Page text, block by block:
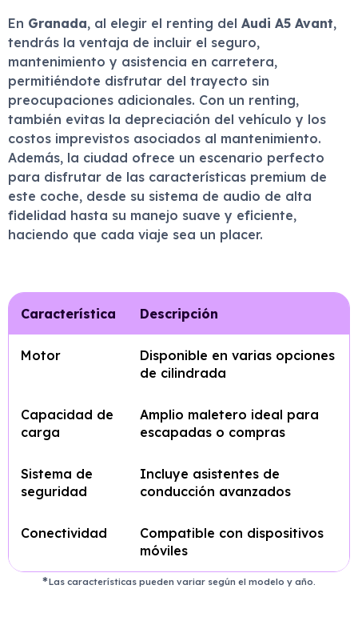
En Granada, al elegir el renting del Audi A5 Avant,
tendrás la ventaja de incluir el seguro,
mantenimiento y asistencia en carretera,
permitiéndote disfrutar del trayecto sin
preocupaciones adicionales. Con un renting,
también evitas la depreciación del vehículo y los
costos imprevistos asociados al mantenimiento.
Además, la ciudad ofrece un escenario perfecto
para disfrutar de las características premium de
este coche, desde su sistema de audio de alta
fidelidad hasta su manejo suave y eficiente,
haciendo que cada viaje sea un placer.
Característica Descripción
Motor
Disponible en varias opciones
de cilindrada
Capacidad de
carga
Amplio maletero ideal para
escapadas o compras
Sistema de
seguridad
Incluye asistentes de
conducción avanzados
Conectividad
Compatible con dispositivos
móviles
Las características pueden variar según el modelo y año.